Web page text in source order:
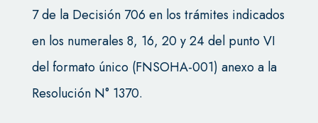
7 de la Decisión 706 en los trámites indicados
en los numerales 8, 16, 20 y 24 del punto VI
del formato único (FNSOHA-001) anexo a la
Resolución N° 1370.